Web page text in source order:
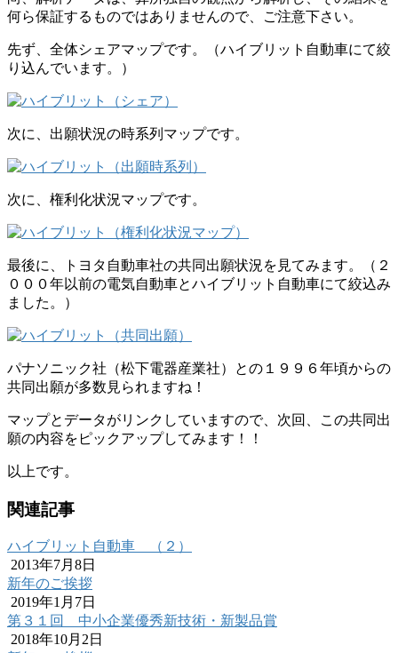
何ら保証するものではありませんので、ご注意下さい。
先ず、全体シェアマップです。（ハイブリット自動車にて絞
り込んでいます。）
次に、出願状況の時系列マップです。
次に、権利化状況マップです。
最後に、トヨタ自動車社の共同出願状況を見てみます。（２
０００年以前の電気自動車とハイブリット自動車にて絞込み
ました。）
パナソニック社（松下電器産業社）との１９９６年頃からの
共同出願が多数見られますね！
マップとデータがリンクしていますので、次回、この共同出
願の内容をピックアップしてみます！！
以上です。
関連記事
ハイブリット自動車 （２）
2013年7月8日
新年のご挨拶
2019年1月7日
第３１回 中小企業優秀新技術・新製品賞
2018年10月2日